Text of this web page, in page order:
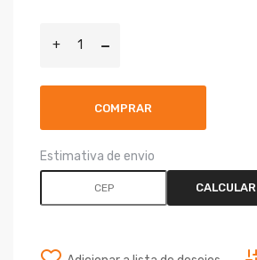
COMPRAR
Estimativa de envio
CALCULAR